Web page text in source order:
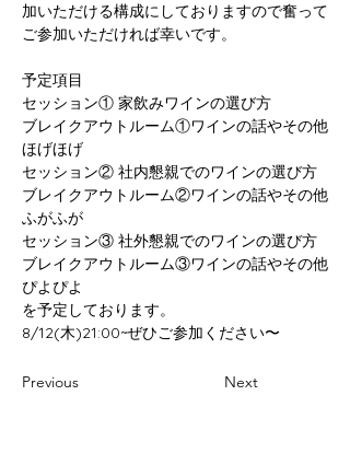
加いただける構成にしておりますので奮って
ご参加いただければ幸いです。
予定項目
セッション① 家飲みワインの選び方
ブレイクアウトルーム①ワインの話やその他
ほげほげ
セッション② 社内懇親でのワインの選び方
ブレイクアウトルーム②ワインの話やその他
ふがふが
セッション③ 社外懇親でのワインの選び方
ブレイクアウトルーム③ワインの話やその他
ぴよぴよ
を予定しております。
8/12(木)21:00~ぜひご参加ください〜
Previous Next